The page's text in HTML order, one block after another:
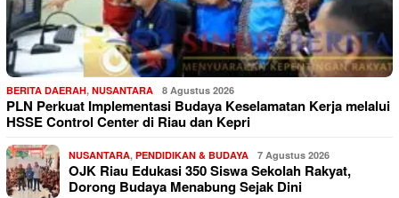
BERITA DAERAH, NUSANTARA 8 Agustus 2026
PLN Perkuat Implementasi Budaya Keselamatan Kerja melalui
HSSE Control Center di Riau dan Kepri
NUSANTARA, PENDIDIKAN & BUDAYA 7 Agustus 2026
OJK Riau Edukasi 350 Siswa Sekolah Rakyat,
Dorong Budaya Menabung Sejak Dini